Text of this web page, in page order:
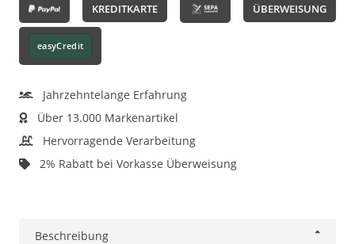
KREDITKARTE ÜBERWEISUNG
easyCredit
Jahrzehntelange Erfahrung
Über 13.000 Markenartikel
Hervorragende Verarbeitung
2% Rabatt bei Vorkasse Überweisung
Beschreibung